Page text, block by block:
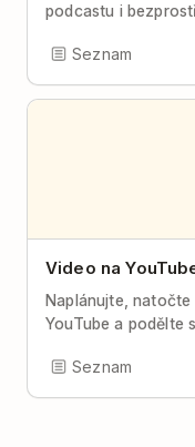
podcastu i
Seznam
Video na
Naplánujte,
YouTube a podělte
Seznam